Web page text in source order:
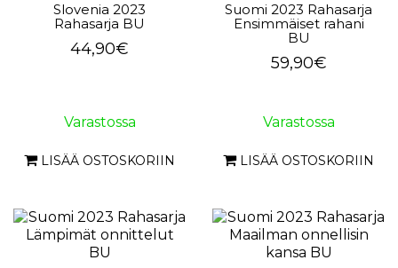
Slovenia 2023
Rahasarja BU
44,90€
Varastossa
LISÄÄ OSTOSKORIIN
Suomi 2023 Rahasarja
Ensimmäiset rahani
BU
59,90€
Varastossa
LISÄÄ OSTOSKORIIN